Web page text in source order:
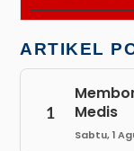
ARTIKEL
1
Medis
Sabtu, 1